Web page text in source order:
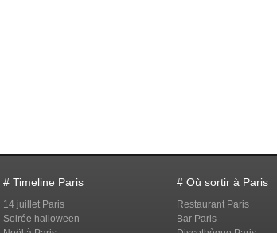
# Timeline Paris
14 juillet Paris
Soirée halloween
# Où sortir à Paris
Restaurant Paris
Bar Paris